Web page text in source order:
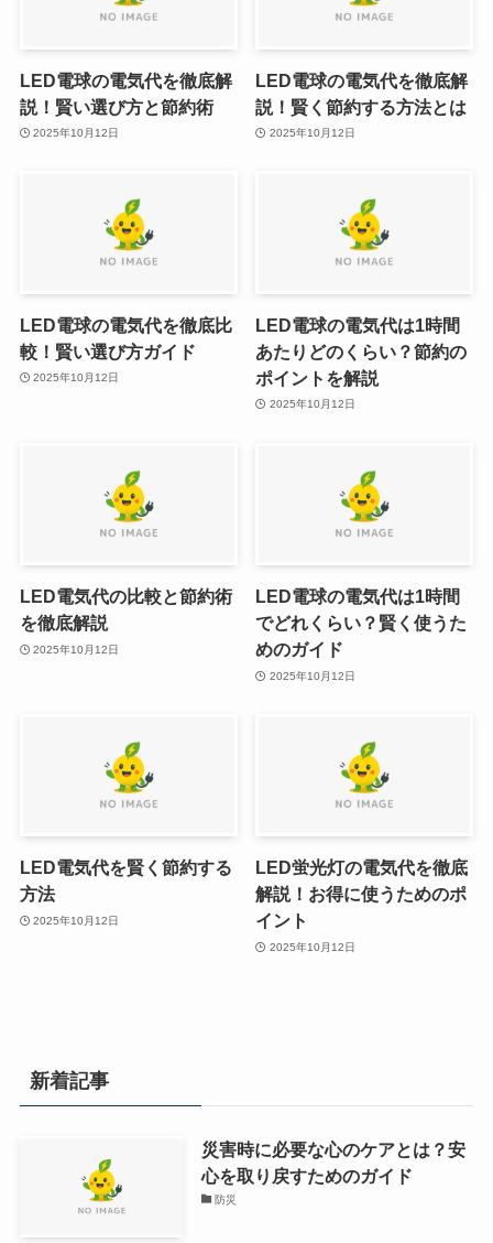
LED電球の電気代を徹底解
説！賢い選び方と節約術
2025年10月12日
LED電球の電気代を徹底解
説！賢く節約する方法とは
2025年10月12日
LED電球の電気代を徹底比
較！賢い選び方ガイド
2025年10月12日
LED電球の電気代は1時間
あたりどのくらい？節約の
ポイントを解説
2025年10月12日
LED電気代の比較と節約術
を徹底解説
2025年10月12日
LED電球の電気代は1時間
でどれくらい？賢く使うた
めのガイド
2025年10月12日
LED電気代を賢く節約する
方法
2025年10月12日
LED蛍光灯の電気代を徹底
解説！お得に使うためのポ
イント
2025年10月12日
新着記事
災害時に必要な心のケアとは？安
心を取り戻すためのガイド
防災